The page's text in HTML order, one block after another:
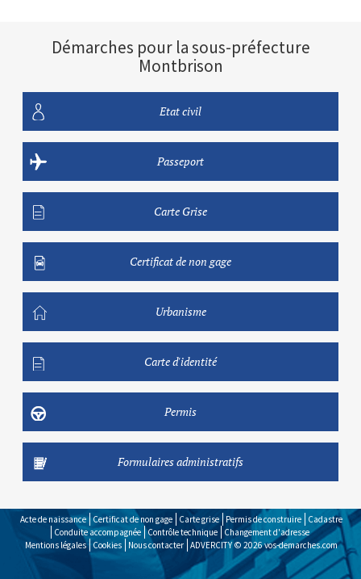
Démarches pour la sous-préfecture
Montbrison
Etat civil
Passeport
Carte Grise
Certificat de non gage
Urbanisme
Carte d'identité
Permis
Formulaires administratifs
Acte de naissance Certificat de non gage Carte grise Permis de construire
Cadastre
Conduite accompagnée Contrôle technique
Changement d'adresse
Mentions légales
Cookies Nous contacter ADVERCITY © 2026vos-demarches.com